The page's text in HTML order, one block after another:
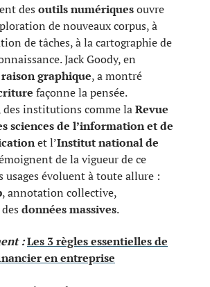
des outils numériquesouvre
de nouveaux corpus, à
de tâches, à la cartographie de
Jack Goody, en
raison graphique, a montré
façonne la pensée.
des institutions comme laRevue
sciences de l’information et de
et l’Institut national de
de la vigueur de ce
usages évoluent à toute allure :
, annotation collective,
données massives.
:Les 3 règles essentielles de
en entreprise